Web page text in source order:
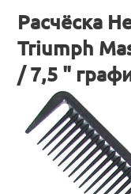
Расчёска
Triumph
/ 7,5 "